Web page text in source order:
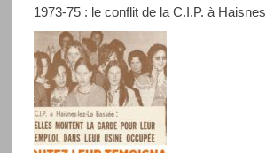
1973-75 : le conflit de la C.I.P. à Haisnes